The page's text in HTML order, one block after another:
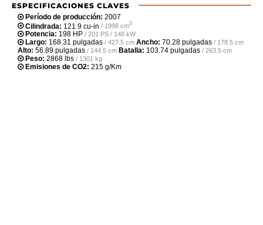
ESPECIFICACIONES CLAVES
Período de producción: 2007
Cilindrada: 121.9 cu-in / 1998 cm3
Potencia: 198 HP / 201 PS / 148 kW
Largo: 168.31 pulgadas / 427.5 cm Ancho: 70.28 pulgadas / 178.5 cm
Alto: 56.89 pulgadas / 144.5 cm Batalla: 103.74 pulgadas / 263.5 cm
Peso: 2868 lbs / 1301 kg
Emisiones de CO2: 215 g/Km